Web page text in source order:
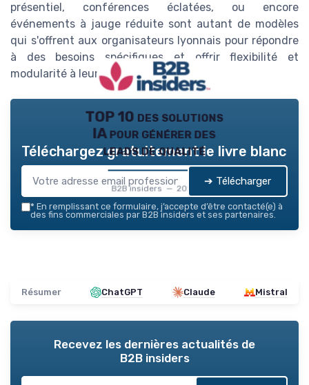
présentiel, conférences éclatées, ou encore
événements à jauge réduite sont autant de modèles
qui s'offrent aux organisateurs lyonnais pour répondre
à des besoins spécifiques et offrir flexibilité et
modularité à leurs clients.
TOP 10 des solutions
IA pour générer des
leads de qualité
B2B insiders — 2026
Téléchargez gratuitement le livre blanc
➔ Télécharger
* En remplissant ce formulaire, j’accepte d’être contacté(e) à
des fins commerciales par B2B insiders et ses partenaires.
Résumer ChatGPT Claude Mistral
Recevez les dernières actualités de
B2B insiders